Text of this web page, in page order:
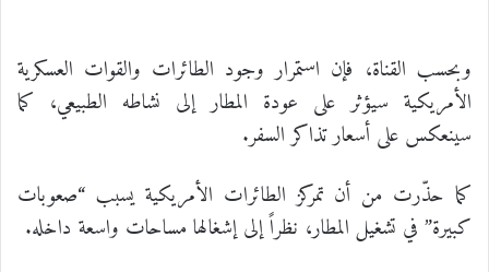
وبحسب القناة، فإن استمرار وجود الطائرات والقوات العسكرية
الأمريكية سيؤثر على عودة المطار إلى نشاطه الطبيعي، كما
سينعكس على أسعار تذاكر السفر.
كما حذّرت من أن تمركز الطائرات الأمريكية يسبب “صعوبات
كبيرة” في تشغيل المطار، نظراً إلى إشغالها مساحات واسعة داخله.